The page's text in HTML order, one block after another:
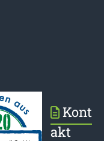
Kont
akt